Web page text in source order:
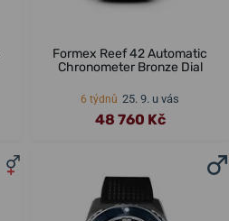
Formex Reef 42 Automatic
Chronometer Bronze Dial
6 týdnů 25. 9. u vás
48 760 Kč